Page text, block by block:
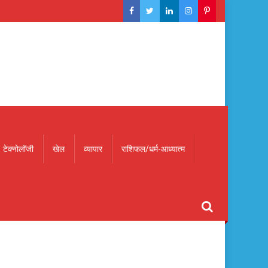
टेक्नोलॉजी खेल व्यापार राशिफल/धर्म-आध्यात्म